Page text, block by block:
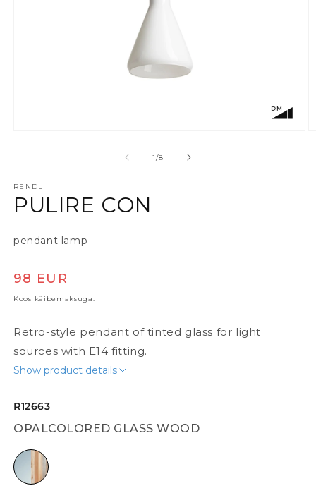
1/alates
8
RENDL
PULIRE CON
pendant lamp
Tavaline hind
98 EUR
Koos käibemaksuga.
Retro-style pendant of tinted glass for light
sources with E14 fitting.
Show product details
R12663
OPALCOLORED GLASS WOOD
opalcolored glass wood